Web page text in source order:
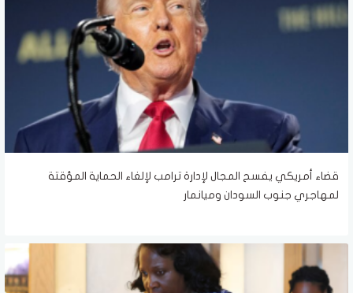
قضاء أمريكي يفسح المجال لإدارة ترامب لإلغاء الحماية المؤقتة
لمهاجري جنوب السودان وميانمار